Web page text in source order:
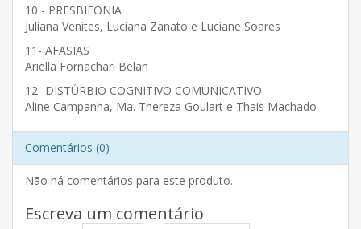
10 - PRESBIFONIA
Juliana Venites, Luciana Zanato e Luciane Soares
11- AFASIAS
Ariella Fornachari Belan
12- DISTÚRBIO COGNITIVO COMUNICATIVO
Aline Campanha, Ma. Thereza Goulart e Thais Machado
Comentários (0)
Não há comentários para este produto.
Escreva um comentário